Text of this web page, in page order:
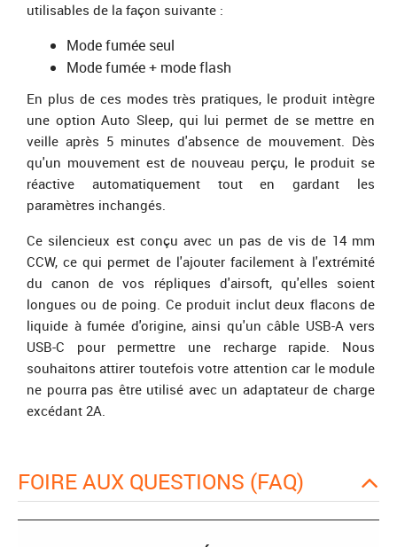
utilisables de la façon suivante :
Mode fumée seul
Mode fumée + mode flash
En plus de ces modes très pratiques, le produit intègre
une option Auto Sleep, qui lui permet de se mettre en
veille après 5 minutes d'absence de mouvement. Dès
qu'un mouvement est de nouveau perçu, le produit se
réactive automatiquement tout en gardant les
paramètres inchangés.
Ce silencieux est conçu avec un pas de vis de 14 mm
CCW, ce qui permet de l'ajouter facilement à l'extrémité
du canon de vos répliques d'airsoft, qu'elles soient
longues ou de poing. Ce produit inclut deux flacons de
liquide à fumée d'origine, ainsi qu'un câble USB-A vers
USB-C pour permettre une recharge rapide. Nous
souhaitons attirer toutefois votre attention car le module
ne pourra pas être utilisé avec un adaptateur de charge
excédant 2A.
FOIRE AUX QUESTIONS (FAQ)